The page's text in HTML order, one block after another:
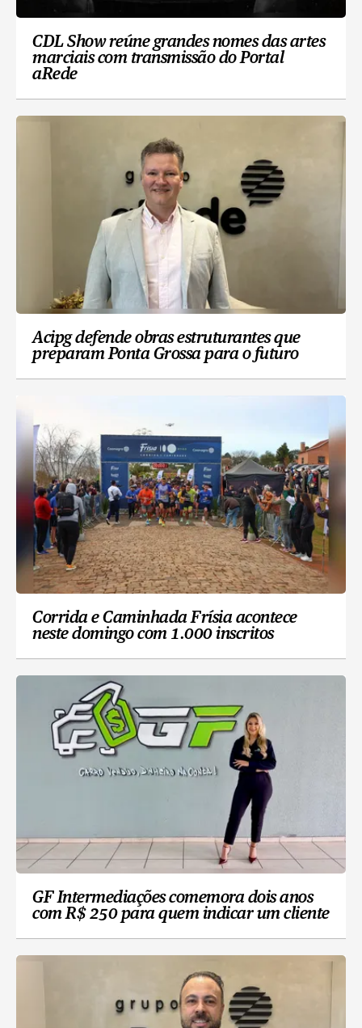
CDL Show reúne grandes nomes das artes
marciais com transmissão do Portal
aRede
Acipg defende obras estruturantes que
preparam Ponta Grossa para o futuro
Corrida e Caminhada Frísia acontece
neste domingo com 1.000 inscritos
GF Intermediações comemora dois anos
com R$ 250 para quem indicar um cliente